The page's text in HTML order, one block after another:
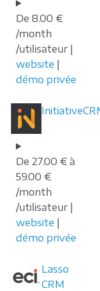
De 8.00 €
/month
/utilisateur |
website |
démo privée
De 27.00 € à
59.00 €
/month
/utilisateur |
website |
démo privée
Lasso
CRM